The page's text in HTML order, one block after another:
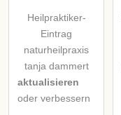
Heilpraktiker-
Eintrag
naturheilpraxis
tanja dammert
aktualisieren
oder verbessern